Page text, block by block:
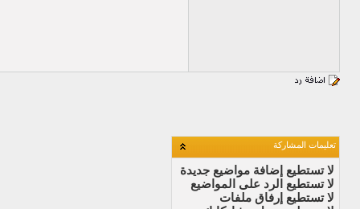
تعليمات المشاركة
لا تستطيع إضافة مواضيع جديدة
لا تستطيع الرد على المواضيع
لا تستطيع إرفاق ملفات